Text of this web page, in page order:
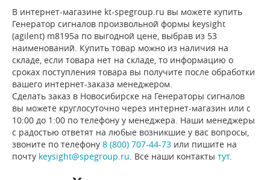
В интернет-магазине kt-spegroup.ru вы можете купить
Генератор сигналов произвольной формы keysight
(agilent) m8195a по выгодной цене, выбрав из 53
наименований. Купить товар можно из наличия на
складе, если товара нет на складе, то информацию о
сроках поступления товара вы получите после обработки
вашего интернет-заказа менеджером.
Сделать заказ в Новосибирске на Генераторы сигналов
вы можете круглосуточно через интернет-магазин или с
10:00 до 1:00 по телефону у менеджера. Наши менеджеры
с радостью ответят на любые возникшие у вас вопросы,
звоните по телефону 8 (800) 707-44-73 или пишите на
почту keysight@spegroup.ru . Все наши контакты тут.